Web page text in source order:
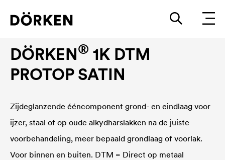
DÖRKEN® 1K DTM
PROTOP SATIN
Zijdeglanzende ééncomponent grond- en eindlaag voor
ijzer, staal of op oude alkydharslakken na de juiste
voorbehandeling, meer bepaald grondlaag of voorlak.
Voor binnen en buiten. DTM = Direct op metaal